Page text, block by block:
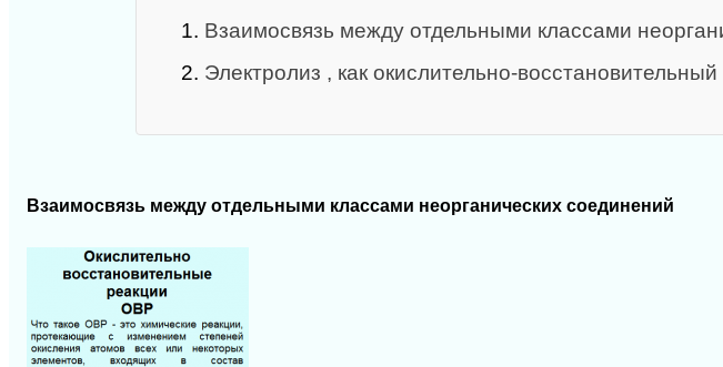
1. Взаимосвязь между отдельными классами
2. Электролиз , как окислительно-
Взаимосвязь между отдельными классами неорганических соединений